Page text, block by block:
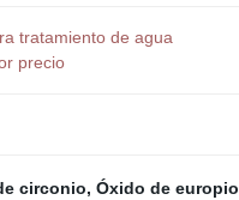
tratamiento de agua
precio
circonio, Óxido de europio